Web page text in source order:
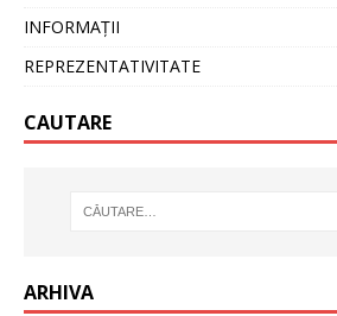
INFORMAȚII
REPREZENTATIVITATE
CAUTARE
ARHIVA